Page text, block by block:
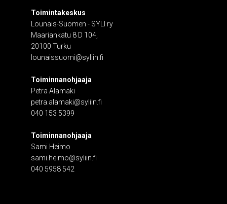
Toimintakeskus
Lounais-Suomen - SYLI ry
Maariankatu 8 D 104,
20100 Turku
lounaissuomi@syliin.fi
Toiminnanohjaaja
Petra Alamäki
petra.alamaki@syliin.fi
040 153 5399
Toiminnanohjaaja
Sami Heimo
sami.heimo@syliin.fi
040 5958 542